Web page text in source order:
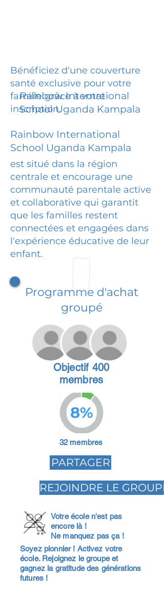
Bénéficiez d'une couverture
santé exclusive pour votre
famille grâce à votre
inscription.
Rainbow International
School Uganda Kampala
Rainbow International
School Uganda Kampala
est situé dans la région
centrale et encourage une
communauté parentale active
et collaborative qui garantit
que les familles restent
connectées et engagées dans
l'expérience éducative de leur
enfant.
Programme d'achat
groupé
Objectif 400
membres
8%
32 membres
PARTAGER
REJOINDRE LE GROUPE
Votre école n'est pas
encore là !
Ne manquez pas ça !
Soyez pionnier ! Activez votre
école. Rejoignez le groupe et
gagnez la gratitude des générations
futures !